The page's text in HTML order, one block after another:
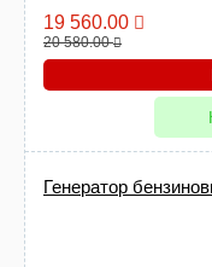
19 560.00
20 580.00
Генератор